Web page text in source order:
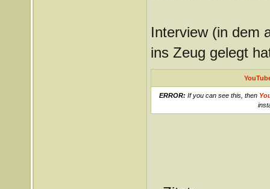
Interview (in dem
ins Zeug gelegt
ERROR: If you can see this, then